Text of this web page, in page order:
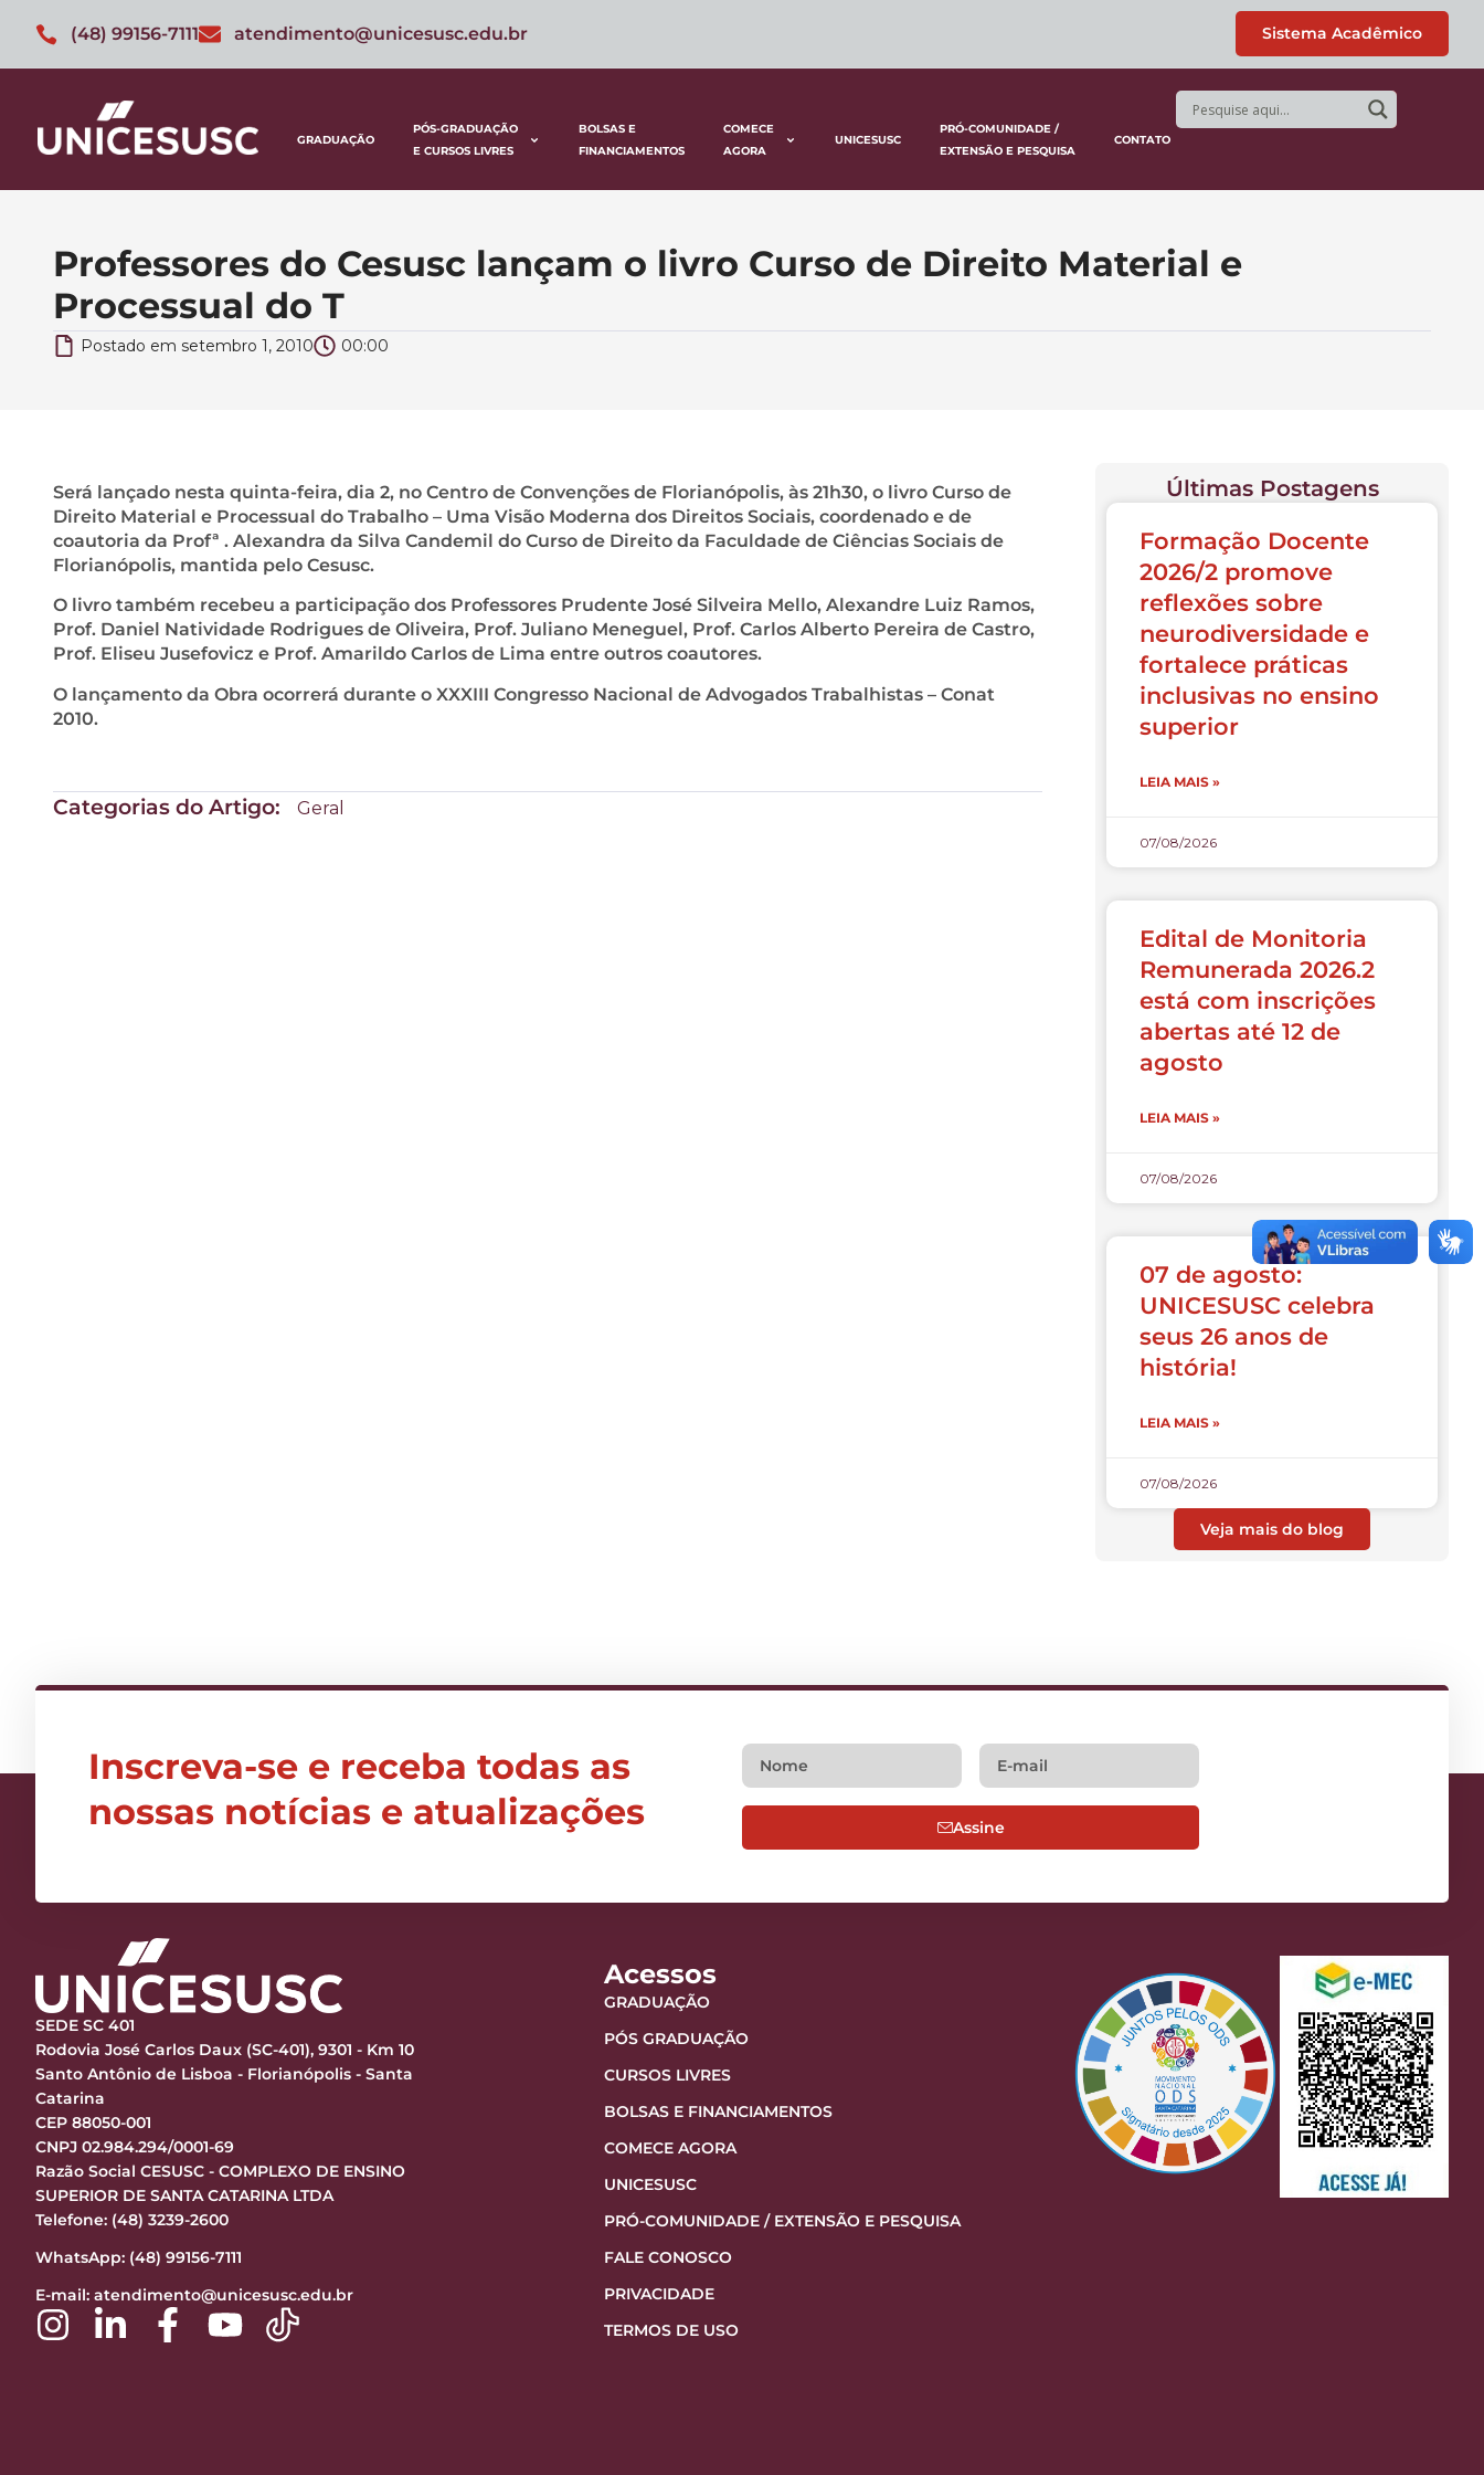
(48) 99156-7111 atendimento@unicesusc.edu.br Sistema Acadêmico
GRADUAÇÃO
PÓS-GRADUAÇÃO
E CURSOS LIVRES
BOLSAS E
FINANCIAMENTOS
COMECE
AGORA
UNICESUSC
PRÓ-COMUNIDADE /
EXTENSÃO E PESQUISA
CONTATO
Professores do Cesusc lançam o livro Curso de Direito Material e
Processual do T
Postado em setembro 1, 2010 00:00
Será lançado nesta quinta-feira, dia 2, no Centro de Convenções de Florianópolis, às 21h30, o livro Curso de
Direito Material e Processual do Trabalho – Uma Visão Moderna dos Direitos Sociais, coordenado e de
coautoria da Profª . Alexandra da Silva Candemil do Curso de Direito da Faculdade de Ciências Sociais de
Florianópolis, mantida pelo Cesusc.
O livro também recebeu a participação dos Professores Prudente José Silveira Mello, Alexandre Luiz Ramos,
Prof. Daniel Natividade Rodrigues de Oliveira, Prof. Juliano Meneguel, Prof. Carlos Alberto Pereira de Castro,
Prof. Eliseu Jusefovicz e Prof. Amarildo Carlos de Lima entre outros coautores.
O lançamento da Obra ocorrerá durante o XXXIII Congresso Nacional de Advogados Trabalhistas – Conat
2010.
Categorias do Artigo: Geral
Últimas Postagens
Formação Docente
2026/2 promove
reflexões sobre
neurodiversidade e
fortalece práticas
inclusivas no ensino
superior
LEIA MAIS »
07/08/2026
Edital de Monitoria
Remunerada 2026.2
está com inscrições
abertas até 12 de
agosto
LEIA MAIS »
07/08/2026
07 de agosto:
UNICESUSC celebra
seus 26 anos de
história!
LEIA MAIS »
07/08/2026
Veja mais do blog
Inscreva-se e receba todas as
nossas notícias e atualizações
Assine
SEDE SC 401
Rodovia José Carlos Daux (SC-401), 9301 - Km 10
Santo Antônio de Lisboa - Florianópolis - Santa
Catarina
CEP 88050-001
CNPJ 02.984.294/0001-69
Razão Social CESUSC - COMPLEXO DE ENSINO
SUPERIOR DE SANTA CATARINA LTDA
Telefone: (48) 3239-2600
WhatsApp: (48) 99156-7111
E-mail: atendimento@unicesusc.edu.br
Acessos
GRADUAÇÃO
PÓS GRADUAÇÃO
CURSOS LIVRES
BOLSAS E FINANCIAMENTOS
COMECE AGORA
UNICESUSC
PRÓ-COMUNIDADE / EXTENSÃO E PESQUISA
FALE CONOSCO
PRIVACIDADE
TERMOS DE USO